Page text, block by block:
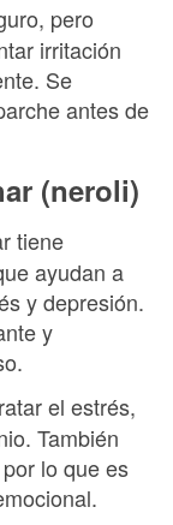
pero
irritación
Se
antes de
(neroli)
tiene
ayudan a
y depresión.
y
el estrés,
También
lo que es